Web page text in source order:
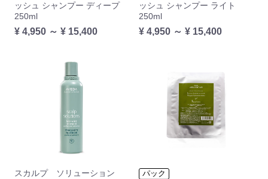
ッシュ シャンプー ディープ
250ml
¥ 4,950 ～ ¥ 15,400
ッシュ シャンプー ライト
250ml
¥ 4,950 ～ ¥ 15,400
スカルプ ソリューション
パック